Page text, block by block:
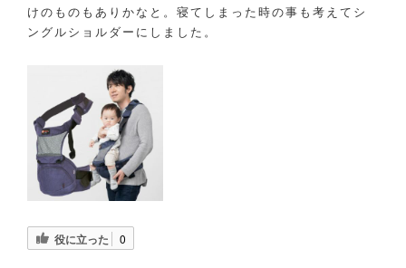
けのものもありかなと。寝てしまった時の事も考えてシ
ングルショルダーにしました。
役に立った 0